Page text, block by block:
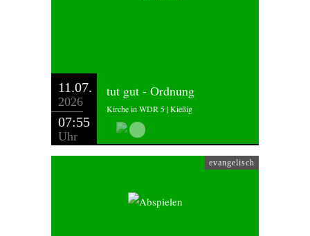
11.07.
2026
07:55
Uhr
tut gut - Ordnung
Kirche in WDR 5 | Kießig
evangelisch